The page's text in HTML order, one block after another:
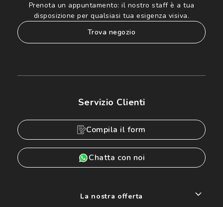
Prenota un appuntamento: il nostro staff è a tua
disposizione per qualsiasi tua esigenza visiva.
trova negozio
Servizio Clienti
Compila il form
Chatta con noi
La nostra offerta